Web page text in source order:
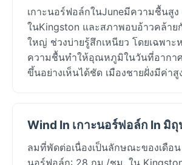
เกาะนอร์ฟอล์กในJuneมีความชื้นสูง
ในKingston และสภาพอบอ้าวคล้า
ใหญ่ ช่วงบ่ายรู้สึกเหนียว โดยเฉพาะ
ความชื้นทำให้อุณหภูมิในวันที่อากา
ขึ้นอย่างเห็นได้ชัด เมืองชายฝั่งมีค่า
Wind In เกาะนอร์ฟอล์ก In มิ
ลมที่พัดต่อเนื่องเป็นลักษณะของเดือน
นอร์ฟอล์ก: 28 กม./ชม. ใน